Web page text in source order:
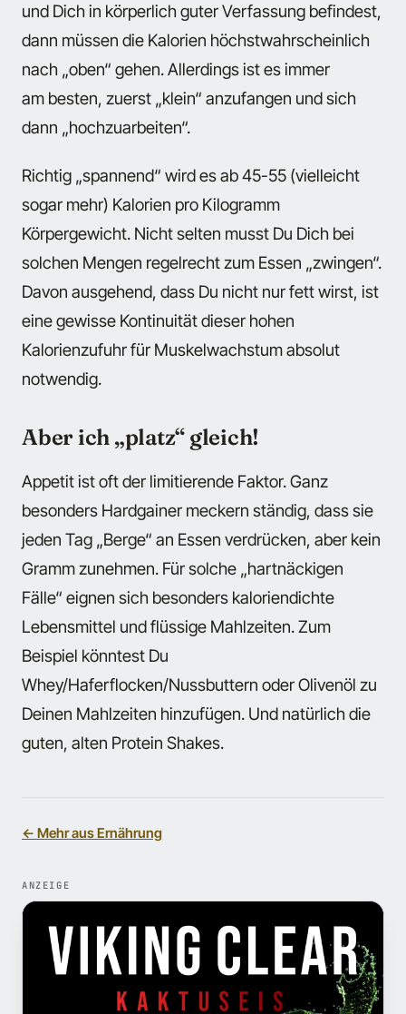
und Dich in körperlich guter Verfassung befindest,
dann müssen die Kalorien höchstwahrscheinlich
nach „oben“ gehen. Allerdings ist es immer
am besten, zuerst „klein“ anzufangen und sich
dann „hochzuarbeiten“.
Richtig „spannend“ wird es ab 45-55 (vielleicht
sogar mehr) Kalorien pro Kilogramm
Körpergewicht. Nicht selten musst Du Dich bei
solchen Mengen regelrecht zum Essen „zwingen“.
Davon ausgehend, dass Du nicht nur fett wirst, ist
eine gewisse Kontinuität dieser hohen
Kalorienzufuhr für Muskelwachstum absolut
notwendig.
Aber ich „platz“ gleich!
Appetit ist oft der limitierende Faktor. Ganz
besonders Hardgainer meckern ständig, dass sie
jeden Tag „Berge“ an Essen verdrücken, aber kein
Gramm zunehmen. Für solche „hartnäckigen
Fälle“ eignen sich besonders kaloriendichte
Lebensmittel und flüssige Mahlzeiten. Zum
Beispiel könntest Du
Whey/Haferflocken/Nussbuttern oder Olivenöl zu
Deinen Mahlzeiten hinzufügen. Und natürlich die
guten, alten Protein Shakes.
← Mehr aus Ernährung
ANZEIGE